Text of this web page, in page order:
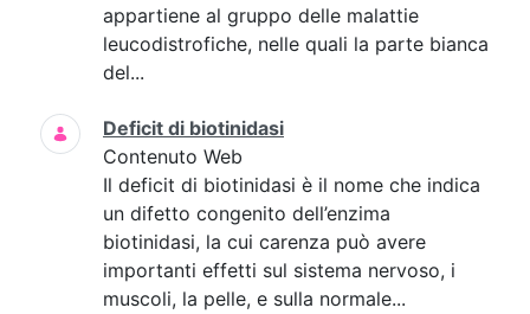
appartiene al gruppo delle malattie
leucodistrofiche, nelle quali la parte bianca
del...
Deficit di biotinidasi
Contenuto Web
Il deficit di biotinidasi è il nome che indica
un difetto congenito dell’enzima
biotinidasi, la cui carenza può avere
importanti effetti sul sistema nervoso, i
muscoli, la pelle, e sulla normale...